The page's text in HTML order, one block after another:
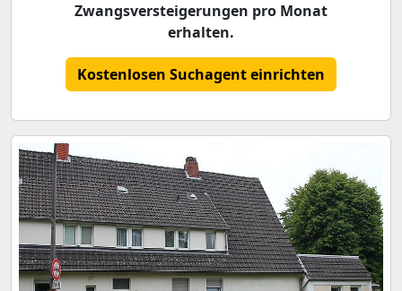
Zwangsversteigerungen pro Monat
erhalten.
Kostenlosen Suchagent einrichten